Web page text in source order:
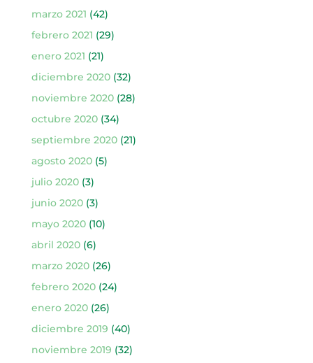
marzo 2021 (42)
febrero 2021 (29)
enero 2021 (21)
diciembre 2020(32)
noviembre 2020(28)
octubre 2020(34)
septiembre 2020(21)
agosto 2020(5)
julio 2020(3)
junio 2020(3)
mayo 2020(10)
abril 2020(6)
marzo 2020(26)
febrero 2020(24)
enero 2020(26)
diciembre 2019 (40)
noviembre 2019 (32)